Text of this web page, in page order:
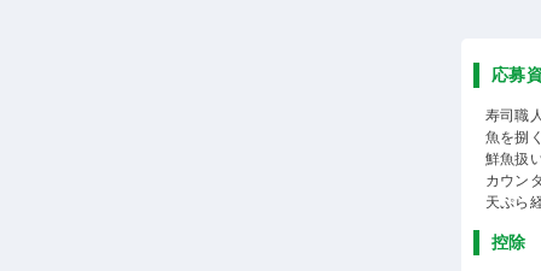
応募
寿司職
魚を捌
鮮魚扱
カウン
天ぷら
控除